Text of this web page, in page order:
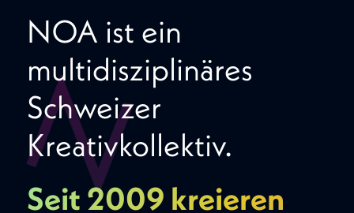
N
NOA ist ein
multidisziplinäres
Schweizer
Kreativkollektiv.
Seit 2009 kreieren